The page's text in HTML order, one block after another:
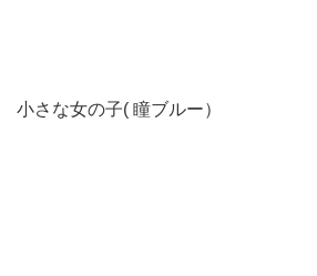
小さな女の子( 瞳ブルー）